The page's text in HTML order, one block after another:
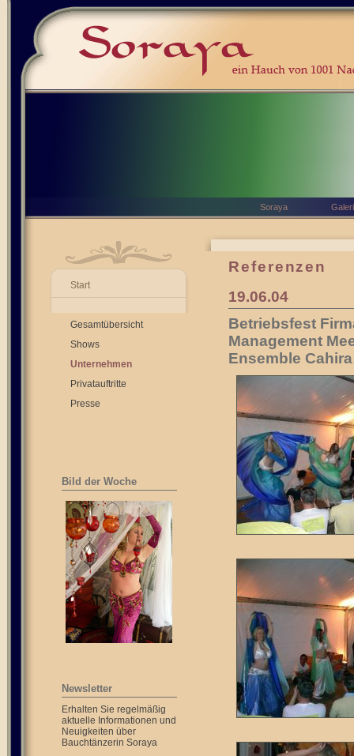
Start
Gesamtübersicht
Shows
Unternehmen
Privatauftritte
Presse
Bild der Woche
Newsletter
Erhalten Sie regelmäßig
aktuelle Informationen und
Neuigkeiten über
Bauchtänzerin Soraya
Referenzen
19.06.04
Betriebsfest
Management
Ensemble
Soraya